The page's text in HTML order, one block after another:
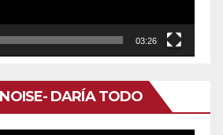
03:26
DARÍA TODO